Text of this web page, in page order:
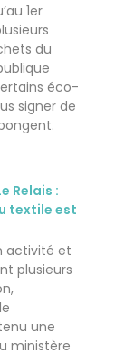
1er
du
éco-
signer de
Relais :
textile est
activité et
plusieurs
une
ministère